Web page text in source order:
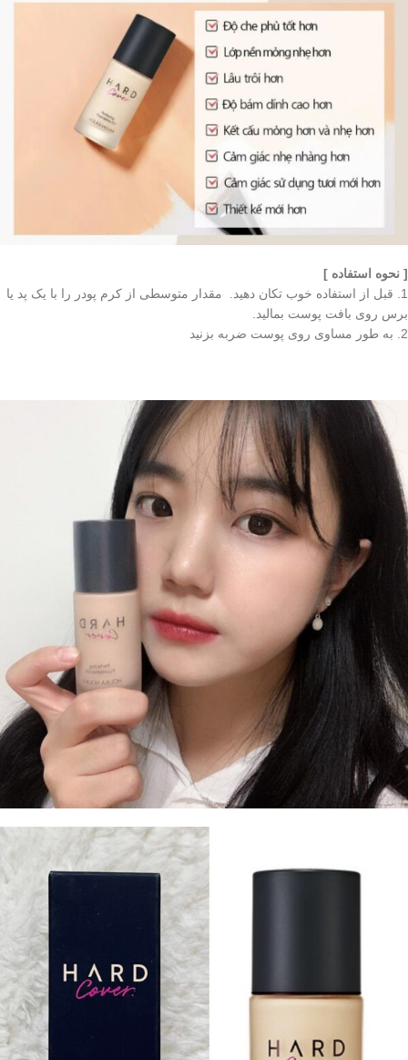
[ نحوه استفاده ]
1. قبل از استفاده خوب تکان دهید. مقدار متوسطی از کرم پودر را با یک پد یا
برس روی بافت پوست بمالید.
2. به طور مساوی روی پوست ضربه بزنید